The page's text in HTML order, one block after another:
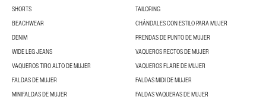
SHORTS
TAILORING
BEACHWEAR
CHÁNDALES CON ESTILO PARA MUJER
DENIM
PRENDAS DE PUNTO DE MUJER
WIDE LEG JEANS
VAQUEROS RECTOS DE MUJER
VAQUEROS TIRO ALTO DE MUJER
VAQUEROS FLARE DE MUJER
FALDAS DE MUJER
FALDAS MIDI DE MUJER
MINIFALDAS DE MUJER
FALDAS VAQUERAS DE MUJER